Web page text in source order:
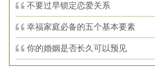
不要过早锁定恋爱关系
幸福家庭必备的五个基本要素
你的婚姻是否长久可以预见